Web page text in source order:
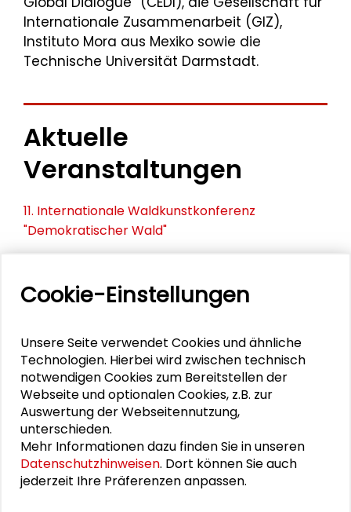
Internationale Zusammenarbeit (GIZ),
Instituto Mora aus Mexiko sowie die
Technische Universität Darmstadt.
Aktuelle
Veranstaltungen
11. Internationale Waldkunstkonferenz
"Demokratischer Wald"
Zusammen mehr erreichen – Zukunftsbündnis im
Schader-Festival 2026
25. Runder Tisch Wissenschaftsstadt Darmstadt
DOWNLOADS
Cookie-Einstellungen
Unsere Seite verwendet Cookies und ähnliche
Technologien. Hierbei wird zwischen technisch
notwendigen Cookies zum Bereitstellen der
Webseite und optionalen Cookies, z.B. zur
Auswertung der Webseitennutzung,
unterschieden.
Mehr Informationen dazu finden Sie in unseren
Datenschutzhinweisen. Dort können Sie auch
jederzeit Ihre Präferenzen anpassen.